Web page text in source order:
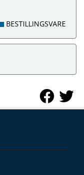
BESTILLINGSVARE